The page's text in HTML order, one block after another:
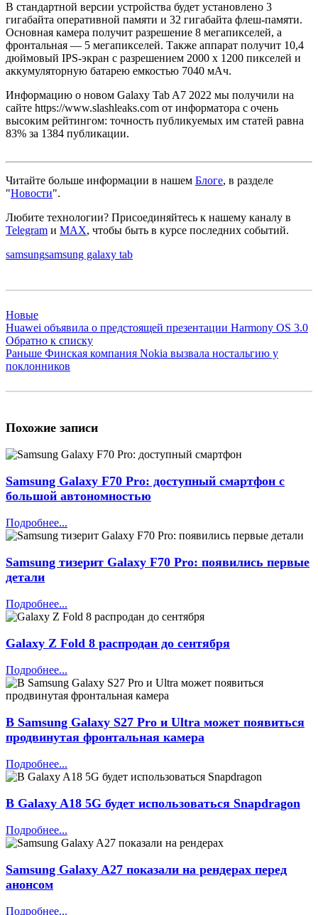
В стандартной версии устройства будет установлено 3
гигабайта оперативной памяти и 32 гигабайта флеш-памяти.
Основная камера получит разрешение 8 мегапикселей, а
фронтальная — 5 мегапикселей. Также аппарат получит 10,4
дюймовый IPS-экран с разрешением 2000 х 1200 пикселей и
аккумуляторную батарею емкостью 7040 мАч.
Информацию о новом Galaxy Tab A7 2022 мы получили на
сайте https://www.slashleaks.com от информатора с очень
высоким рейтингом: точность публикуемых им статей равна
83% за 1384 публикации.
Читайте больше информации в нашем Блоге, в разделе
"Новости".
Любите технологии? Присоединяйтесь к нашему каналу в
Telegram и MAX, чтобы быть в курсе последних событий.
samsungsamsung galaxy tab
Новые
Huawei объявила о предстоящей презентации Harmony OS 3.0
Обратно к списку
Раньше Финская компания Nokia вызвала ностальгию у
поклонников
Похожие записи
Samsung Galaxy F70 Pro: доступный смартфон с
большой автономностью
Подробнее...
Samsung тизерит Galaxy F70 Pro: появились первые
детали
Подробнее...
Galaxy Z Fold 8 распродан до сентября
Подробнее...
В Samsung Galaxy S27 Pro и Ultra может появиться
продвинутая фронтальная камера
Подробнее...
В Galaxy A18 5G будет использоваться Snapdragon
Подробнее...
Samsung Galaxy A27 показали на рендерах перед
анонсом
Подробнее...